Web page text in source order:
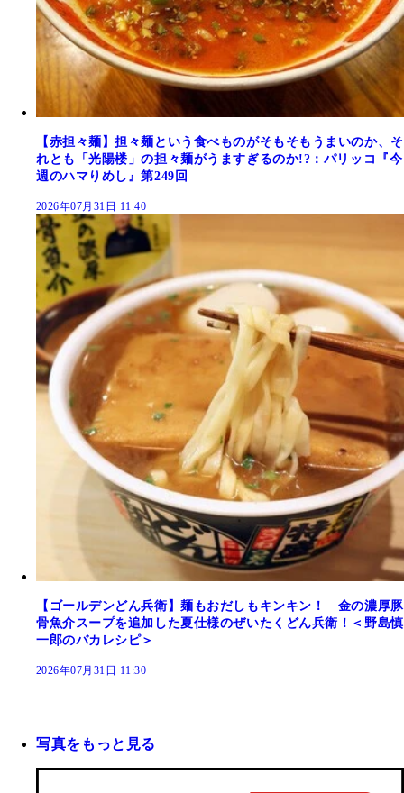
【赤担々麺】担々麺という食べものがそもそもうまいのか、そ
れとも「光陽楼」の担々麺がうますぎるのか!?：パリッコ『今
週のハマりめし』第249回
2026年07月31日 11:40
【ゴールデンどん兵衛】麺もおだしもキンキン！ 金の濃厚豚
骨魚介スープを追加した夏仕様のぜいたくどん兵衛！＜野島慎
一郎のバカレシピ＞
2026年07月31日 11:30
写真をもっと見る